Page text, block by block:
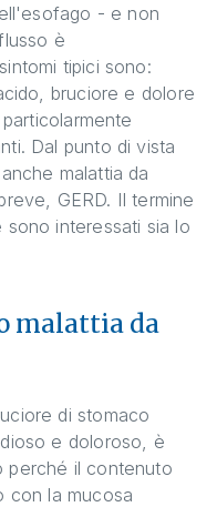
- e non
è
tipici sono:
bruciore e dolore
Dal punto di vista
malattia da
GERD. Il termine
interessati sia lo
malattia da
di stomaco
e doloroso, è
perché il contenuto
con la mucosa